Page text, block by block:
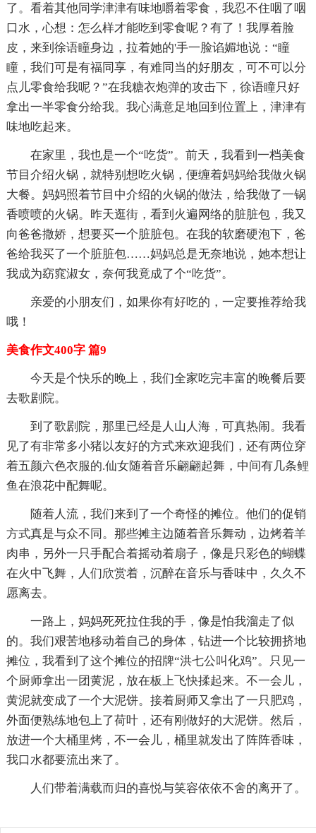
了。看着其他同学津津有味地嚼着零食，我忍不住咽了咽
口水，心想：怎么样才能吃到零食呢？有了！我厚着脸
皮，来到徐语瞳身边，拉着她的'手一脸谄媚地说：“瞳
瞳，我们可是有福同享，有难同当的好朋友，可不可以分
点儿零食给我呢？”在我糖衣炮弹的攻击下，徐语瞳只好
拿出一半零食分给我。我心满意足地回到位置上，津津有
味地吃起来。
在家里，我也是一个“吃货”。前天，我看到一档美食
节目介绍火锅，就特别想吃火锅，便缠着妈妈给我做火锅
大餐。妈妈照着节目中介绍的火锅的做法，给我做了一锅
香喷喷的火锅。昨天逛街，看到火遍网络的脏脏包，我又
向爸爸撒娇，想要买一个脏脏包。在我的软磨硬泡下，爸
爸给我买了一个脏脏包……妈妈总是无奈地说，她本想让
我成为窈窕淑女，奈何我竟成了个“吃货”。
亲爱的小朋友们，如果你有好吃的，一定要推荐给我
哦！
美食作文400字 篇9
今天是个快乐的晚上，我们全家吃完丰富的晚餐后要
去歌剧院。
到了歌剧院，那里已经是人山人海，可真热闹。我看
见了有非常多小猪以友好的方式来欢迎我们，还有两位穿
着五颜六色衣服的.仙女随着音乐翩翩起舞，中间有几条鲤
鱼在浪花中配舞呢。
随着人流，我们来到了一个奇怪的摊位。他们的促销
方式真是与众不同。那些摊主边随着音乐舞动，边烤着羊
肉串，另外一只手配合着摇动着扇子，像是只彩色的蝴蝶
在火中飞舞，人们欣赏着，沉醉在音乐与香味中，久久不
愿离去。
一路上，妈妈死死拉住我的手，像是怕我溜走了似
的。我们艰苦地移动着自己的身体，钻进一个比较拥挤地
摊位，我看到了这个摊位的招牌“洪七公叫化鸡”。只见一
个厨师拿出一团黄泥，放在板上飞快揉起来。不一会儿，
黄泥就变成了一个大泥饼。接着厨师又拿出了一只肥鸡，
外面便熟练地包上了荷叶，还有刚做好的大泥饼。然后，
放进一个大桶里烤，不一会儿，桶里就发出了阵阵香味，
我口水都要流出来了。
人们带着满载而归的喜悦与笑容依依不舍的离开了。